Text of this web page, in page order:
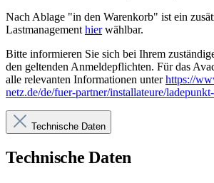
Nach Ablage "in den Warenkorb" ist ein
Lastmanagementhierwählbar.
Bitte informieren Sie sich bei Ihrem
den geltenden Anmeldepflichten. Für das
alle relevanten Informationen unterhttps://
netz.de/de/fuer-partner/installateure/
Technische Daten
Technische Daten